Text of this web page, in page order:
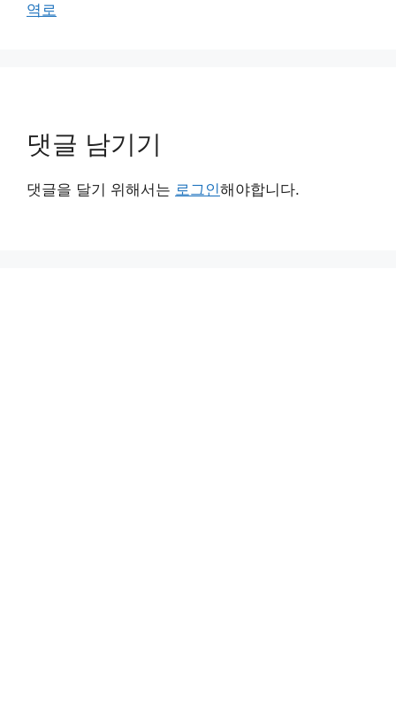
역로
댓글 남기기
댓글을 달기 위해서는 로그인해야합니다.